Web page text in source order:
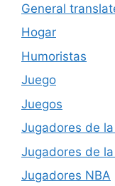
General
Hogar
Humoristas
Juego
Juegos
Jugadores de
Jugadores de
Jugadores NBA